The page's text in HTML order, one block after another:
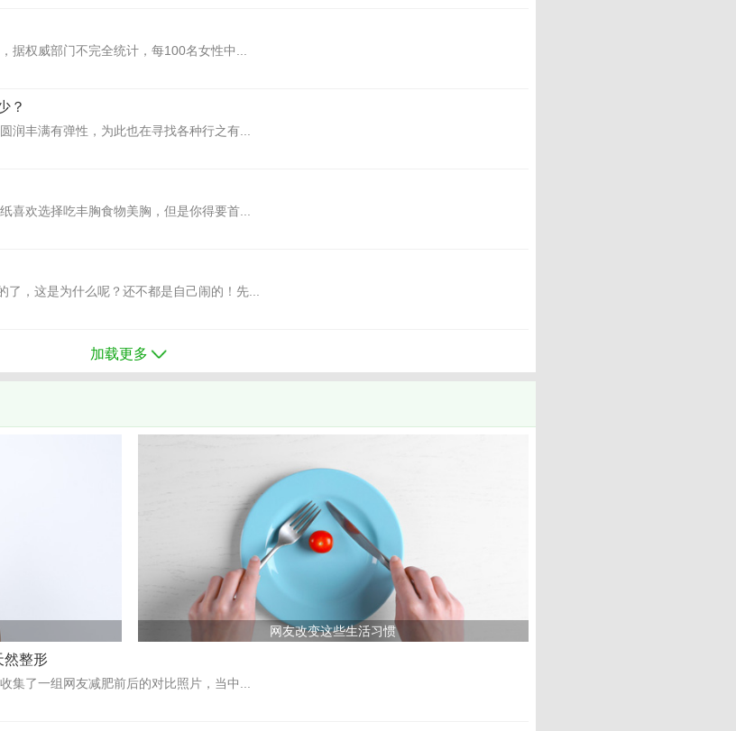
据权威部门不完全统计，每100名女性中...
？
润丰满有弹性，为此也在寻找各种行之有...
喜欢选择吃丰胸食物美胸，但是你得要首...
，这是为什么呢？还不都是自己闹的！先...
加载更多
网友改变这些生活习惯
然整形
集了一组网友减肥前后的对比照片，当中...